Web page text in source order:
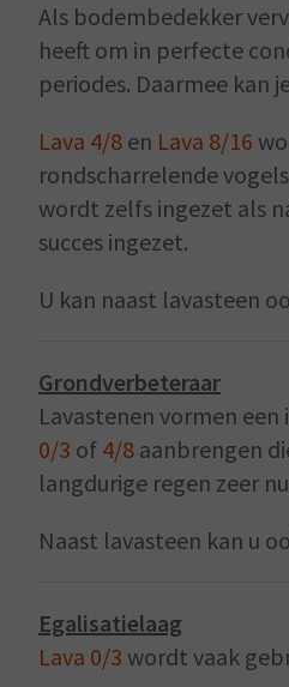
Als bodembedekker
heeft om in perfecte
periodes. Daarmee kan
Lava 4/8 en Lava 8/16
rondscharrelende
wordt zelfs ingezet als
succes ingezet.
U kan naast lavasteen
Grondverbeteraar
Lavastenen vormen
0/3 of 4/8 aanbrengen
langdurige regen zeer
Naast lavasteen kan u
Egalisatielaag
Lava 0/3 wordt vaak